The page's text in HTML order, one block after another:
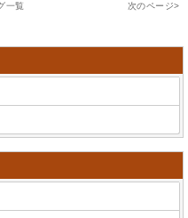
一覧 次のページ>